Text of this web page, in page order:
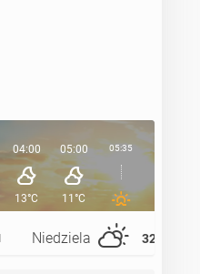
Niedziela 32°C
04:00
13°C
05:00
11°C
05:35 06:00